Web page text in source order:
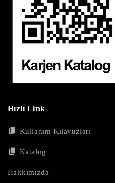
Hızlı Link
Kullanım Kılavuzları
Katalog
Hakkımızda